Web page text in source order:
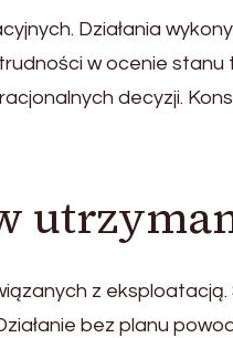
Działania
w ocenie stanu
decyzji.
z eksploatacją.
bez planu